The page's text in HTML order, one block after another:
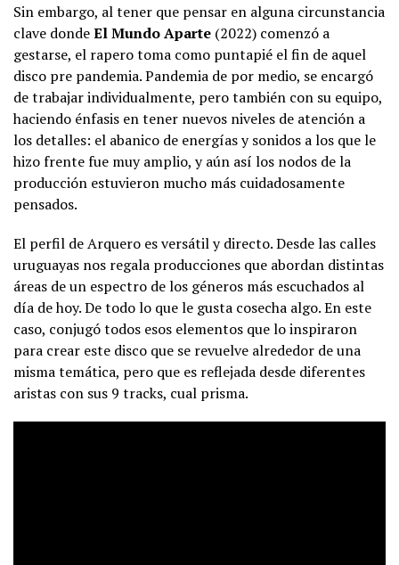
Sin embargo, al tener que pensar en alguna circunstancia
clave dondeEl Mundo Aparte (2022) comenzó a
gestarse, el rapero toma como puntapié el fin de aquel
disco pre pandemia. Pandemia de por medio, se encargó
de trabajar individualmente, pero también con su equipo,
haciendo énfasis en tener nuevos niveles de atención a
los detalles: el abanico de energías y sonidos a los que le
hizo frente fue muy amplio, y aún así los nodos de la
producción estuvieron mucho más cuidadosamente
pensados.
El perfil de Arquero es versátil y directo. Desde las calles
uruguayas nos regala producciones que abordan distintas
áreas de un espectro de los géneros más escuchados al
día de hoy. De todo lo que le gusta cosecha algo. En este
caso, conjugó todos esos elementos que lo inspiraron
para crear este disco que se revuelve alrededor de una
misma temática, pero que es reflejada desde diferentes
aristas con sus 9 tracks, cual prisma.